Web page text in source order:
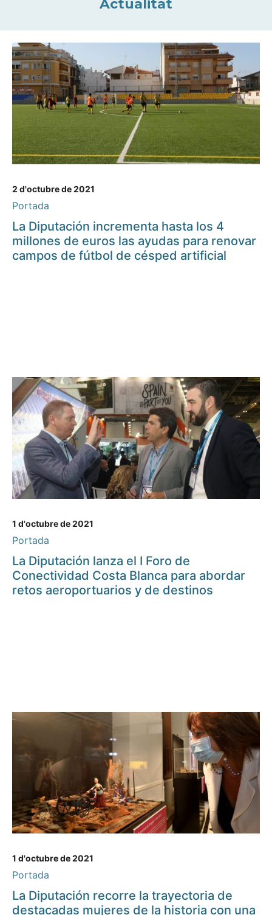
Actualitat
2 d'octubre de 2021
Portada
La Diputación incrementa hasta los 4
millones de euros las ayudas para renovar
campos de fútbol de césped artificial
1 d'octubre de 2021
Portada
La Diputación lanza el I Foro de
Conectividad Costa Blanca para abordar
retos aeroportuarios y de destinos
1 d'octubre de 2021
Portada
La Diputación recorre la trayectoria de
destacadas mujeres de la historia con una